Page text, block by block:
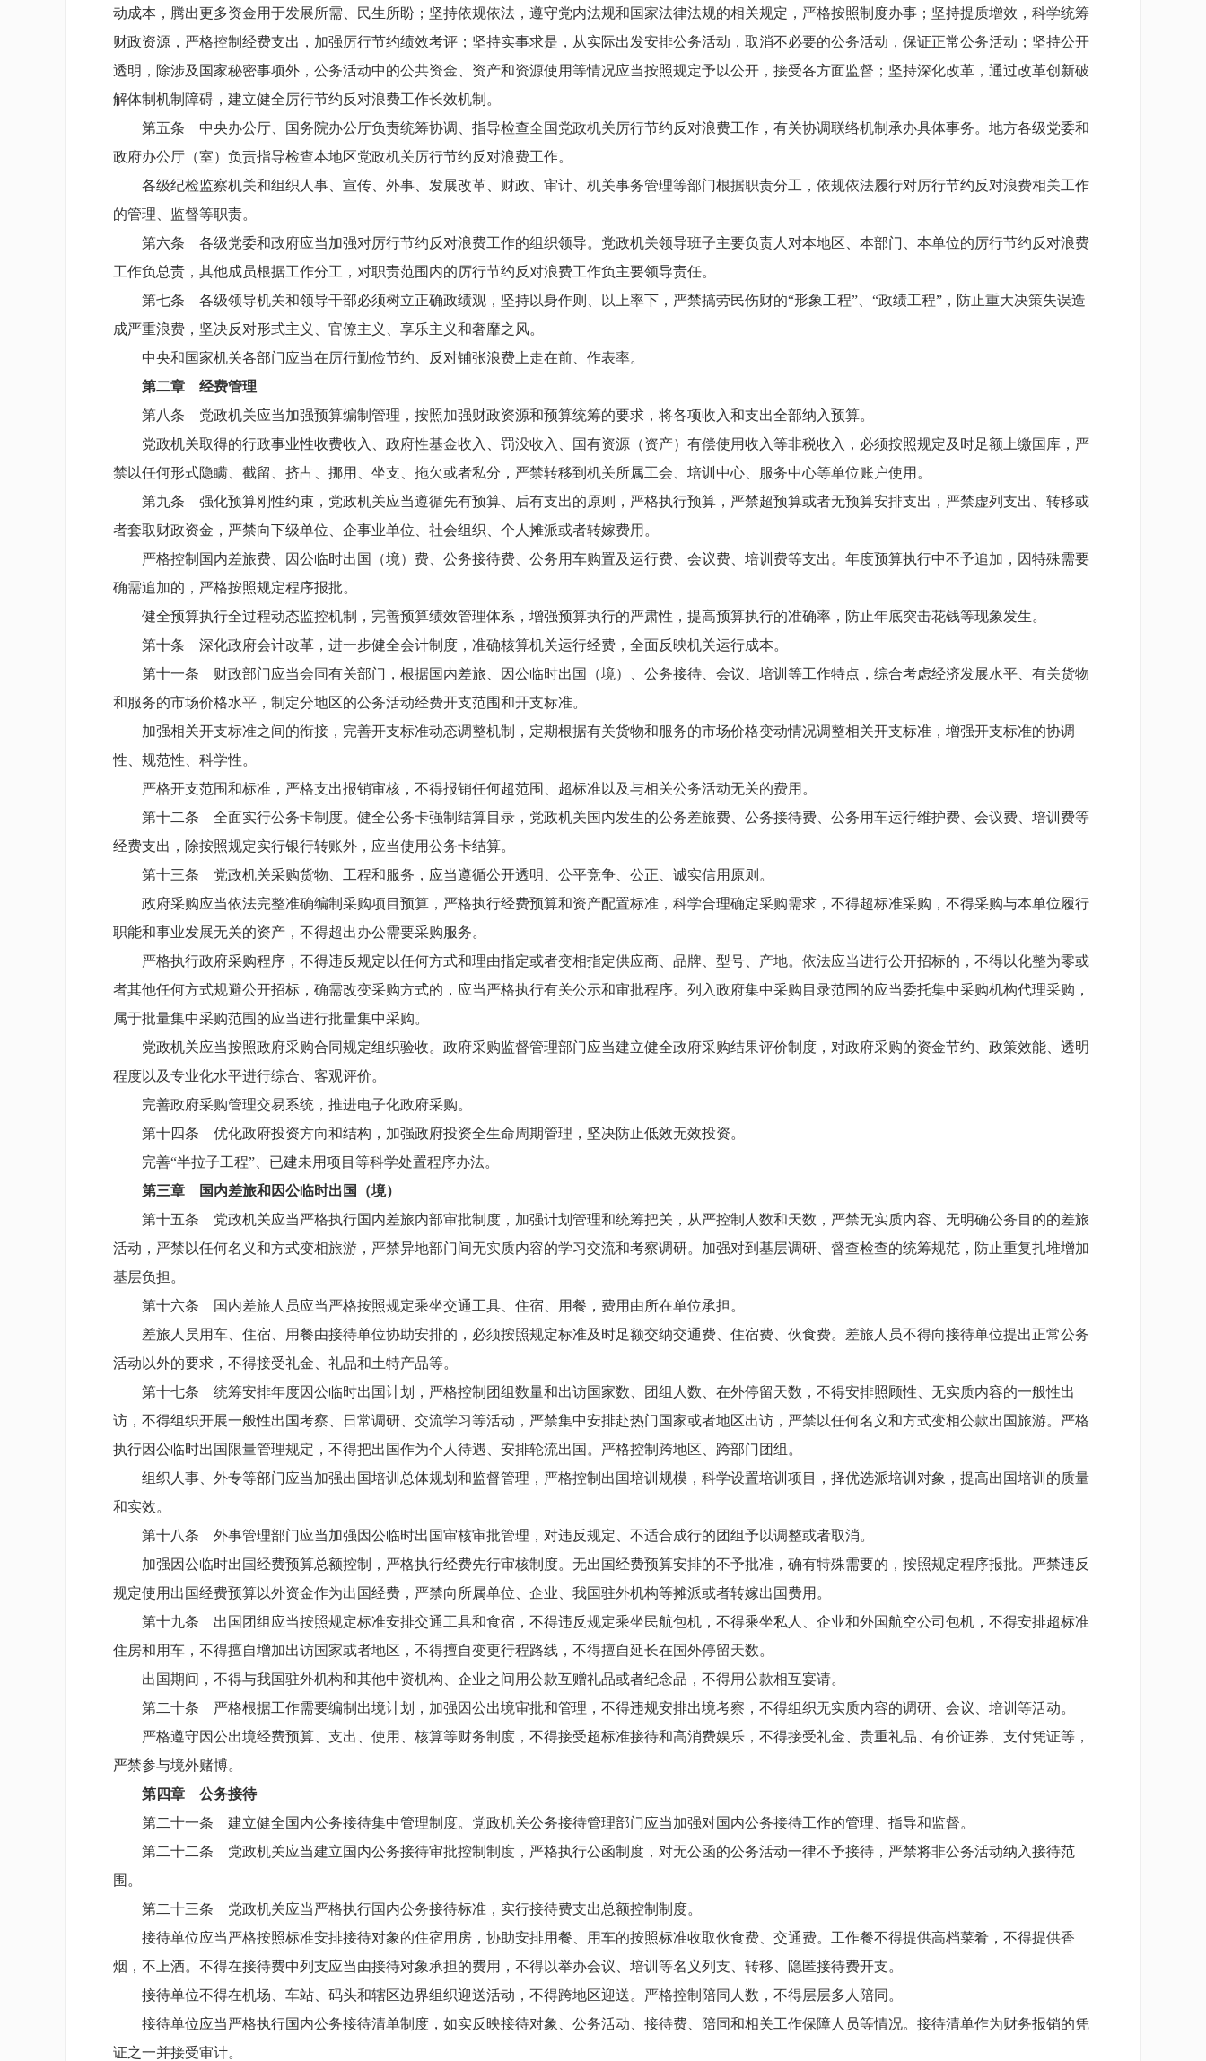
动成本，腾出更多资金用于发展所需、民生所盼；坚持依规依法，遵守党内法规和国家法律法规的相关规定，严格按照制度办事；坚持提质增效，科学统筹
财政资源，严格控制经费支出，加强厉行节约绩效考评；坚持实事求是，从实际出发安排公务活动，取消不必要的公务活动，保证正常公务活动；坚持公开
透明，除涉及国家秘密事项外，公务活动中的公共资金、资产和资源使用等情况应当按照规定予以公开，接受各方面监督；坚持深化改革，通过改革创新破
解体制机制障碍，建立健全厉行节约反对浪费工作长效机制。
第五条 中央办公厅、国务院办公厅负责统筹协调、指导检查全国党政机关厉行节约反对浪费工作，有关协调联络机制承办具体事务。地方各级党委和
政府办公厅（室）负责指导检查本地区党政机关厉行节约反对浪费工作。
各级纪检监察机关和组织人事、宣传、外事、发展改革、财政、审计、机关事务管理等部门根据职责分工，依规依法履行对厉行节约反对浪费相关工作
的管理、监督等职责。
第六条 各级党委和政府应当加强对厉行节约反对浪费工作的组织领导。党政机关领导班子主要负责人对本地区、本部门、本单位的厉行节约反对浪费
工作负总责，其他成员根据工作分工，对职责范围内的厉行节约反对浪费工作负主要领导责任。
第七条 各级领导机关和领导干部必须树立正确政绩观，坚持以身作则、以上率下，严禁搞劳民伤财的“形象工程”、“政绩工程”，防止重大决策失误造
成严重浪费，坚决反对形式主义、官僚主义、享乐主义和奢靡之风。
中央和国家机关各部门应当在厉行勤俭节约、反对铺张浪费上走在前、作表率。
第二章 经费管理
第八条 党政机关应当加强预算编制管理，按照加强财政资源和预算统筹的要求，将各项收入和支出全部纳入预算。
党政机关取得的行政事业性收费收入、政府性基金收入、罚没收入、国有资源（资产）有偿使用收入等非税收入，必须按照规定及时足额上缴国库，严
禁以任何形式隐瞒、截留、挤占、挪用、坐支、拖欠或者私分，严禁转移到机关所属工会、培训中心、服务中心等单位账户使用。
第九条 强化预算刚性约束，党政机关应当遵循先有预算、后有支出的原则，严格执行预算，严禁超预算或者无预算安排支出，严禁虚列支出、转移或
者套取财政资金，严禁向下级单位、企事业单位、社会组织、个人摊派或者转嫁费用。
严格控制国内差旅费、因公临时出国（境）费、公务接待费、公务用车购置及运行费、会议费、培训费等支出。年度预算执行中不予追加，因特殊需要
确需追加的，严格按照规定程序报批。
健全预算执行全过程动态监控机制，完善预算绩效管理体系，增强预算执行的严肃性，提高预算执行的准确率，防止年底突击花钱等现象发生。
第十条 深化政府会计改革，进一步健全会计制度，准确核算机关运行经费，全面反映机关运行成本。
第十一条 财政部门应当会同有关部门，根据国内差旅、因公临时出国（境）、公务接待、会议、培训等工作特点，综合考虑经济发展水平、有关货物
和服务的市场价格水平，制定分地区的公务活动经费开支范围和开支标准。
加强相关开支标准之间的衔接，完善开支标准动态调整机制，定期根据有关货物和服务的市场价格变动情况调整相关开支标准，增强开支标准的协调
性、规范性、科学性。
严格开支范围和标准，严格支出报销审核，不得报销任何超范围、超标准以及与相关公务活动无关的费用。
第十二条 全面实行公务卡制度。健全公务卡强制结算目录，党政机关国内发生的公务差旅费、公务接待费、公务用车运行维护费、会议费、培训费等
经费支出，除按照规定实行银行转账外，应当使用公务卡结算。
第十三条 党政机关采购货物、工程和服务，应当遵循公开透明、公平竞争、公正、诚实信用原则。
政府采购应当依法完整准确编制采购项目预算，严格执行经费预算和资产配置标准，科学合理确定采购需求，不得超标准采购，不得采购与本单位履行
职能和事业发展无关的资产，不得超出办公需要采购服务。
严格执行政府采购程序，不得违反规定以任何方式和理由指定或者变相指定供应商、品牌、型号、产地。依法应当进行公开招标的，不得以化整为零或
者其他任何方式规避公开招标，确需改变采购方式的，应当严格执行有关公示和审批程序。列入政府集中采购目录范围的应当委托集中采购机构代理采购，
属于批量集中采购范围的应当进行批量集中采购。
党政机关应当按照政府采购合同规定组织验收。政府采购监督管理部门应当建立健全政府采购结果评价制度，对政府采购的资金节约、政策效能、透明
程度以及专业化水平进行综合、客观评价。
完善政府采购管理交易系统，推进电子化政府采购。
第十四条 优化政府投资方向和结构，加强政府投资全生命周期管理，坚决防止低效无效投资。
完善“半拉子工程”、已建未用项目等科学处置程序办法。
第三章 国内差旅和因公临时出国（境）
第十五条 党政机关应当严格执行国内差旅内部审批制度，加强计划管理和统筹把关，从严控制人数和天数，严禁无实质内容、无明确公务目的的差旅
活动，严禁以任何名义和方式变相旅游，严禁异地部门间无实质内容的学习交流和考察调研。加强对到基层调研、督查检查的统筹规范，防止重复扎堆增加
基层负担。
第十六条 国内差旅人员应当严格按照规定乘坐交通工具、住宿、用餐，费用由所在单位承担。
差旅人员用车、住宿、用餐由接待单位协助安排的，必须按照规定标准及时足额交纳交通费、住宿费、伙食费。差旅人员不得向接待单位提出正常公务
活动以外的要求，不得接受礼金、礼品和土特产品等。
第十七条 统筹安排年度因公临时出国计划，严格控制团组数量和出访国家数、团组人数、在外停留天数，不得安排照顾性、无实质内容的一般性出
访，不得组织开展一般性出国考察、日常调研、交流学习等活动，严禁集中安排赴热门国家或者地区出访，严禁以任何名义和方式变相公款出国旅游。严格
执行因公临时出国限量管理规定，不得把出国作为个人待遇、安排轮流出国。严格控制跨地区、跨部门团组。
组织人事、外专等部门应当加强出国培训总体规划和监督管理，严格控制出国培训规模，科学设置培训项目，择优选派培训对象，提高出国培训的质量
和实效。
第十八条 外事管理部门应当加强因公临时出国审核审批管理，对违反规定、不适合成行的团组予以调整或者取消。
加强因公临时出国经费预算总额控制，严格执行经费先行审核制度。无出国经费预算安排的不予批准，确有特殊需要的，按照规定程序报批。严禁违反
规定使用出国经费预算以外资金作为出国经费，严禁向所属单位、企业、我国驻外机构等摊派或者转嫁出国费用。
第十九条 出国团组应当按照规定标准安排交通工具和食宿，不得违反规定乘坐民航包机，不得乘坐私人、企业和外国航空公司包机，不得安排超标准
住房和用车，不得擅自增加出访国家或者地区，不得擅自变更行程路线，不得擅自延长在国外停留天数。
出国期间，不得与我国驻外机构和其他中资机构、企业之间用公款互赠礼品或者纪念品，不得用公款相互宴请。
第二十条 严格根据工作需要编制出境计划，加强因公出境审批和管理，不得违规安排出境考察，不得组织无实质内容的调研、会议、培训等活动。
严格遵守因公出境经费预算、支出、使用、核算等财务制度，不得接受超标准接待和高消费娱乐，不得接受礼金、贵重礼品、有价证券、支付凭证等，
严禁参与境外赌博。
第四章 公务接待
第二十一条 建立健全国内公务接待集中管理制度。党政机关公务接待管理部门应当加强对国内公务接待工作的管理、指导和监督。
第二十二条 党政机关应当建立国内公务接待审批控制制度，严格执行公函制度，对无公函的公务活动一律不予接待，严禁将非公务活动纳入接待范
围。
第二十三条 党政机关应当严格执行国内公务接待标准，实行接待费支出总额控制制度。
接待单位应当严格按照标准安排接待对象的住宿用房，协助安排用餐、用车的按照标准收取伙食费、交通费。工作餐不得提供高档菜肴，不得提供香
烟，不上酒。不得在接待费中列支应当由接待对象承担的费用，不得以举办会议、培训等名义列支、转移、隐匿接待费开支。
接待单位不得在机场、车站、码头和辖区边界组织迎送活动，不得跨地区迎送。严格控制陪同人数，不得层层多人陪同。
接待单位应当严格执行国内公务接待清单制度，如实反映接待对象、公务活动、接待费、陪同和相关工作保障人员等情况。接待清单作为财务报销的凭
证之一并接受审计。